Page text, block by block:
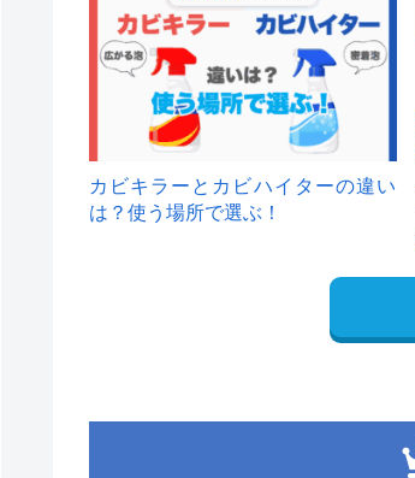
カビキラーとカビハイターの違い
は？使う場所で選ぶ！